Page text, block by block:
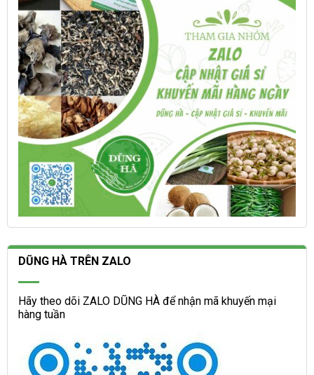
được
chọn
trên
trang
sản
phẩm
trên
sản
phẩm
DŨNG HÀ TRÊN ZALO
Hãy theo dõi ZALO DŨNG HÀ để nhận mã khuyến mại
hàng tuần